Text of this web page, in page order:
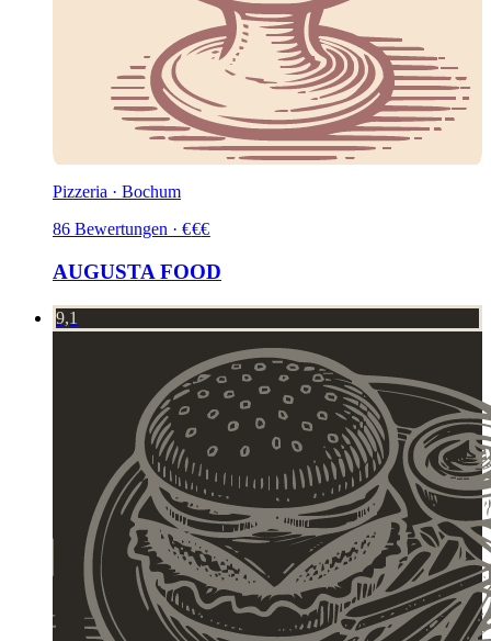
Pizzeria · Bochum
86 Bewertungen · €€€
AUGUSTA FOOD
9,1